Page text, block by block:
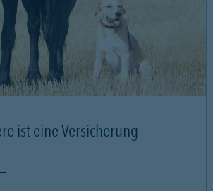
ist eine Versicherung